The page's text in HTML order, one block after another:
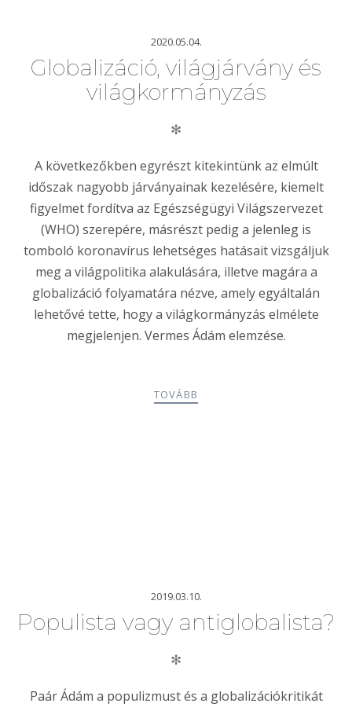
2020.05.04.
Globalizáció, világjárvány és
világkormányzás
✻
A következőkben egyrészt kitekintünk az elmúlt
időszak nagyobb járványainak kezelésére, kiemelt
figyelmet fordítva az Egészségügyi Világszervezet
(WHO) szerepére, másrészt pedig a jelenleg is
tomboló koronavírus lehetséges hatásait vizsgáljuk
meg a világpolitika alakulására, illetve magára a
globalizáció folyamatára nézve, amely egyáltalán
lehetővé tette, hogy a világkormányzás elmélete
megjelenjen. Vermes Ádám elemzése.
TOVÁBB
2019.03.10.
Populista vagy antiglobalista?
✻
Paár Ádám a populizmust és a globalizációkritikát